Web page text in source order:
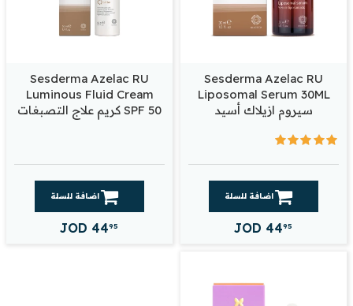
Sesderma Azelac RU
Liposomal Serum 30ML
سيروم ازيلاك أسيد
اضافة للسلة
JOD 4495
Sesderma Azelac RU
Luminous Fluid Cream
SPF 50 كريم علاج التصبغات
اضافة للسلة
JOD 4495